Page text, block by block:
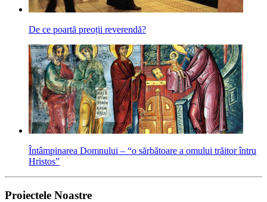
De ce poartă preoții reverendă?
Întâmpinarea Domnului – “o sărbătoare a omului trăitor întru
Hristos”
Proiectele Noastre